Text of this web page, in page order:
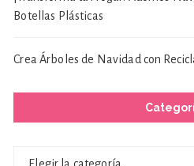
Botellas Plásticas
Crea Árboles de Navidad con